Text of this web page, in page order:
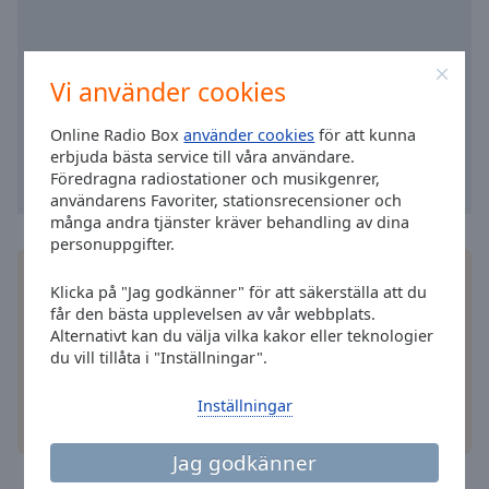
Vi använder cookies
Online Radio Boxanvänder cookies för att kunna
erbjuda bästa service till våra användare.
Föredragna radiostationer och musikgenrer,
användarens Favoriter, stationsrecensioner och
många andra tjänster kräver behandling av dina
personuppgifter.
Klicka på "Jag godkänner" för att säkerställa att du
får den bästa upplevelsen av vår webbplats.
Alternativt kan du välja vilka kakor eller teknologier
du vill tillåta i "Inställningar".
Jag godkänner
Inställningar
close
window.
Opacity
Background
Caption
applikationpå din smartphone och lyssna på dina
favoritstationer online – var du än är!
andra alternativ